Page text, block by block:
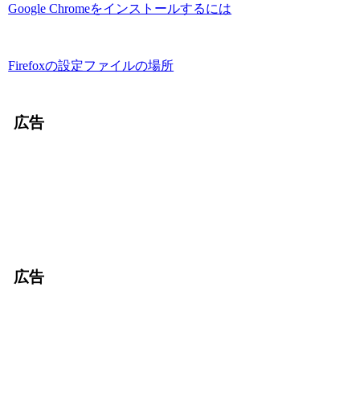
Google Chromeをインストールするには
Firefoxの設定ファイルの場所
広告
広告